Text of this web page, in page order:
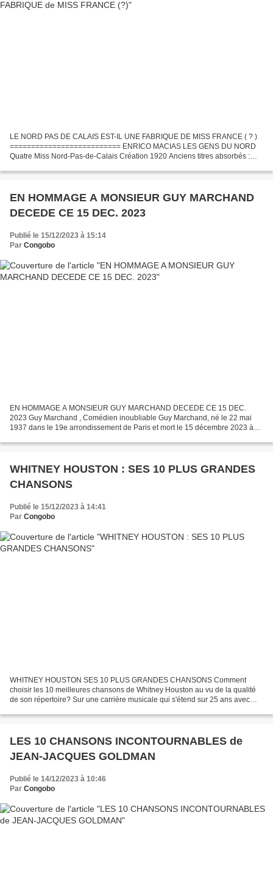
LE NORD PAS DE CALAIS EST-IL UNE FABRIQUE DE MISS FRANCE ( ? )
========================== ENRICO MACIAS LES GENS DU NORD
Quatre Miss Nord-Pas-de-Calais Création 1920 Anciens titres absorbés :
EN HOMMAGE A MONSIEUR GUY MARCHAND
DECEDE CE 15 DEC. 2023
Publié le 15/12/2023 à 15:14
Par Congobo
EN HOMMAGE A MONSIEUR GUY MARCHAND DECEDE CE 15 DEC.
2023 Guy Marchand , Comédien inoubliable Guy Marchand, né le 22 mai
1937 dans le 19e arrondissement de Paris et mort le 15 décembre 2023 à
WHITNEY HOUSTON : SES 10 PLUS GRANDES
CHANSONS
Publié le 15/12/2023 à 14:41
Par Congobo
WHITNEY HOUSTON SES 10 PLUS GRANDES CHANSONS Comment
choisir les 10 meilleures chansons de Whitney Houston au vu de la qualité
de son répertoire? Sur une carrière musicale qui s'étend sur 25 ans avec
LES 10 CHANSONS INCONTOURNABLES de
JEAN-JACQUES GOLDMAN
Publié le 14/12/2023 à 10:46
Par Congobo